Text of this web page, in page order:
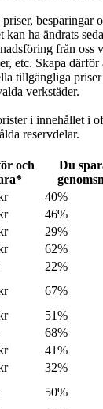
besparingar
ha ändrats
från oss
etc. Skapa
tillgängliga
verkstäder.
i innehållet i
reservdelar.
och
Du
40%
46%
29%
62%
22%
67%
51%
68%
41%
32%
50%